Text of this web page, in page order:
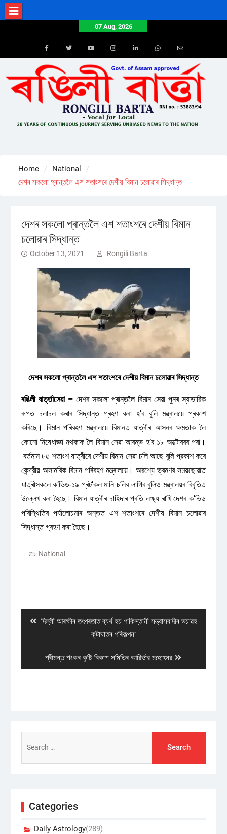
Skip
to
07 Aug, 2026
FacebookTwitterYoutube Email
Home
National
দেশৰ সকলো প্ৰান্তলৈ এশ শতাংশৰে দেশীয় বিমান চলোৱাৰ সিদ্ধান্ত
দেশৰ সকলো প্ৰান্তলৈ এশ শতাংশৰে দেশীয় বিমান
চলোৱাৰ সিদ্ধান্ত
October 13, 2021 Rongili Barta
দেশৰ সকলো প্ৰান্তলৈ এশ শতাংশৰে দেশীয় বিমান চলোৱাৰ সিদ্ধান্ত
ৰঙিলী বাৰ্ত্তাসেৱা –দেশৰ সকলো প্ৰান্তলৈ বিমান সেৱা পুনৰ স্বাভাৱিক
ৰূপত চলাচল কৰাৰ সিদ্ধান্ত গ্ৰহণ কৰা হ’ব বুলি মন্ত্ৰালয়ে প্ৰকাশ
কৰিছে। বিমান পৰিবহণ মন্ত্ৰালয়ে বিমানত যাত্ৰীৰ আসনৰ ক্ষমতাক লৈ
কোনো নিষেধাজ্ঞা নথকাক লৈ বিমান সেৱা আৰম্ভ হ’ব ১৮ অক্টোবৰৰ পৰা।
বর্তমান ৮৫ শতাংশ যাত্ৰীৰে দেশীয় বিমান সেৱা চলি আছে বুলি প্রকাশ কৰে
কেন্দ্রীয় অসামৰিক বিমান পৰিবহণ মন্ত্ৰালয়ে। অৱশ্যে ভ্ৰমণৰ সময়ছোৱাত
যাত্ৰীসকলে ক’ভিড-১৯ প্ৰট’কল মানি চলিব লাগিব বুলিও মন্ত্ৰালয়ৰ বিবৃতিত
উল্লেখ কৰা হৈছে। বিমান যাত্ৰীৰ চাহিদাৰ প্ৰতি লক্ষ্য ৰাখি দেশৰ ক’ভিড
পৰিস্থিতিৰ পৰ্যালোচনাৰ অন্তত এশ শতাংশৰে দেশীয় বিমান চলোৱাৰ
সিদ্ধান্ত গ্ৰহণ কৰা হৈছে।
National
Previous
দিল্লী আৰক্ষীৰ তৎপৰতাত ব্যর্থ হয় পাকিস্তানী সন্ত্রাসবাদীৰ ভয়াৱহ
কূটাঘাতৰ পৰিকল্পনা
Next
post:
শ্ৰীমন্ত শংকৰ কৃষ্টি বিকাশ সমিতিৰ আৱিৰ্ভাৱ মহোৎসৱ
for:
Categories
Daily Astrology(289)